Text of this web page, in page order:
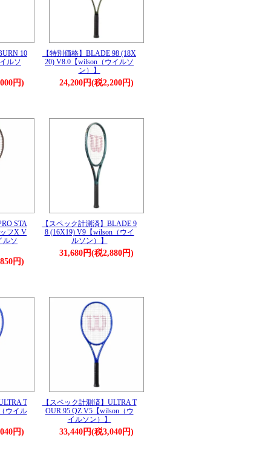
10
ルソ
円)
【特別価格】BLADE 98 (18X
20) V8.0【wilson（ウイルソ
ン）】
24,200円(税2,200円)
STA
フX V
ルソ
円)
【スペック計測済】BLADE 9
8 (16X19) V9【wilson（ウイ
ルソン）】
31,680円(税2,880円)
T
ウイル
円)
【スペック計測済】ULTRA T
OUR 95 QZ V5【wilson（ウ
イルソン）】
33,440円(税3,040円)